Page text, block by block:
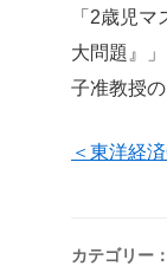
「2歳児
大問題』
子准教授
＜東洋経
カテゴリー：